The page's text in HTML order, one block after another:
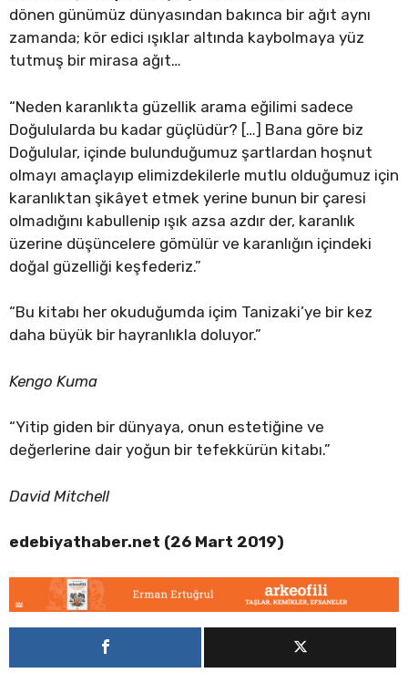
dönen günümüz dünyasından bakınca bir ağıt aynı
zamanda; kör edici ışıklar altında kaybolmaya yüz
tutmuş bir mirasa ağıt…
“Neden karanlıkta güzellik arama eğilimi sadece
Doğulularda bu kadar güçlüdür? […] Bana göre biz
Doğulular, içinde bulunduğumuz şartlardan hoşnut
olmayı amaçlayıp elimizdekilerle mutlu olduğumuz için
karanlıktan şikâyet etmek yerine bunun bir çaresi
olmadığını kabullenip ışık azsa azdır der, karanlık
üzerine düşüncelere gömülür ve karanlığın içindeki
doğal güzelliği keşfederiz.”
“Bu kitabı her okuduğumda içim Tanizaki’ye bir kez
daha büyük bir hayranlıkla doluyor.”
Kengo Kuma
“Yitip giden bir dünyaya, onun estetiğine ve
değerlerine dair yoğun bir tefekkürün kitabı.”
David Mitchell
edebiyathaber.net (26 Mart 2019)